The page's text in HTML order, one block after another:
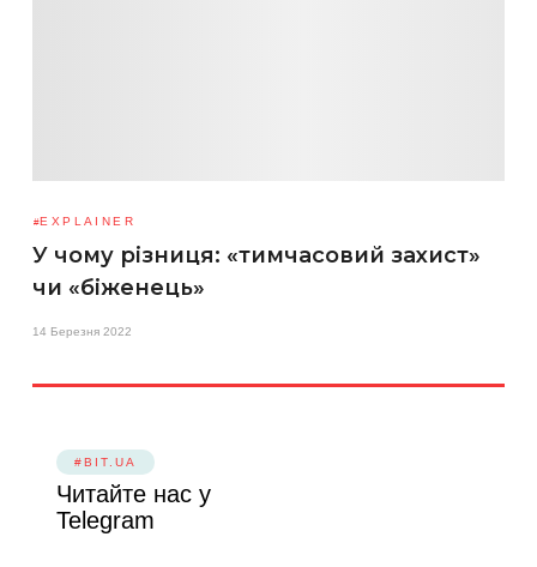
EXPLAINER
У чому різниця: «тимчасовий захист»
чи «біженець»
14 Березня 2022
#BIT.UA
Читайте нас у
Telegram